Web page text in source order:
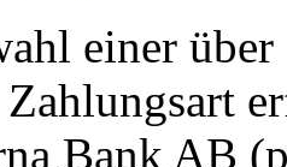
einer
Zahlungsart
Bank AB